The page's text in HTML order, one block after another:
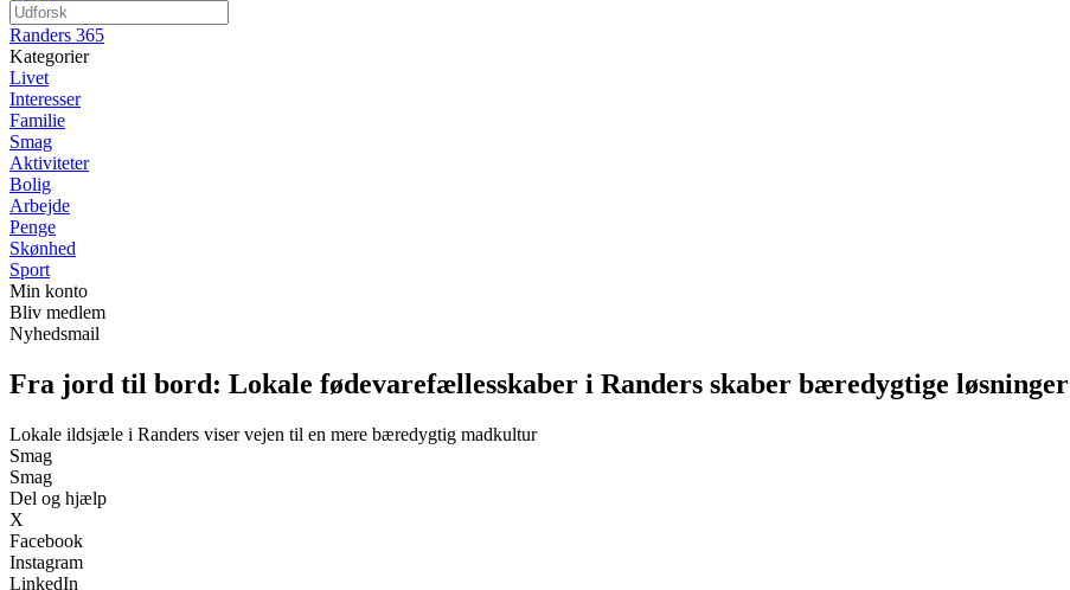
Randers 365
Kategorier
Livet
Interesser
Familie
Smag
Aktiviteter
Bolig
Arbejde
Penge
Skønhed
Sport
Min konto
Bliv medlem
Nyhedsmail
Fra jord til bord: Lokale fødevarefællesskaber i Randers skaber bæredygtige løsninger
Lokale ildsjæle i Randers viser vejen til en mere bæredygtig madkultur
Smag
Smag
Del og hjælp
X
Facebook
Instagram
LinkedIn